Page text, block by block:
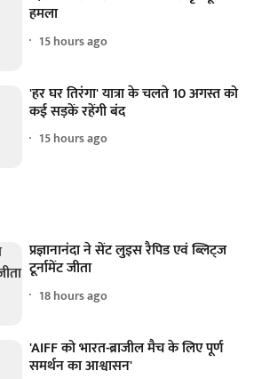
हमला
15 hours ago
'हर घर तिरंगा' यात्रा के चलते 10 अगस्त को
कई सड़कें रहेंगी बंद
15 hours ago
प्रज्ञानानंदा ने सेंट लुइस रैपिड एवं ब्लिट्ज
टूर्नामेंट जीता
18 hours ago
'AIFF को भारत-ब्राजील मैच के लिए पूर्ण
समर्थन का आश्वासन'